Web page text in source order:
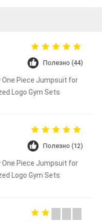
Полезно (44)
One Piece Jumpsuit for
Logo Gym Sets
Полезно (12)
One Piece Jumpsuit for
Logo Gym Sets